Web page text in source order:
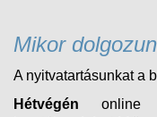
Mikor
A nyitvatartásunkat a
Hétvégén online